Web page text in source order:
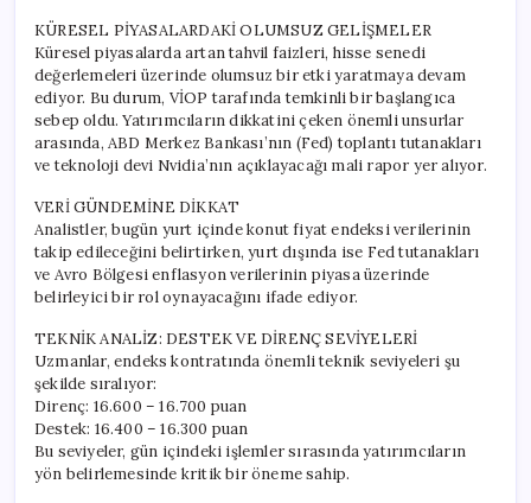
KÜRESEL PİYASALARDAKİ OLUMSUZ GELİŞMELER
Küresel piyasalarda artan tahvil faizleri, hisse senedi
değerlemeleri üzerinde olumsuz bir etki yaratmaya devam
ediyor. Bu durum, VİOP tarafında temkinli bir başlangıca
sebep oldu. Yatırımcıların dikkatini çeken önemli unsurlar
arasında, ABD Merkez Bankası’nın (Fed) toplantı tutanakları
ve teknoloji devi Nvidia’nın açıklayacağı mali rapor yer alıyor.
VERİ GÜNDEMİNE DİKKAT
Analistler, bugün yurt içinde konut fiyat endeksi verilerinin
takip edileceğini belirtirken, yurt dışında ise Fed tutanakları
ve Avro Bölgesi enflasyon verilerinin piyasa üzerinde
belirleyici bir rol oynayacağını ifade ediyor.
TEKNİK ANALİZ: DESTEK VE DİRENÇ SEVİYELERİ
Uzmanlar, endeks kontratında önemli teknik seviyeleri şu
şekilde sıralıyor:
Direnç: 16.600 – 16.700 puan
Destek: 16.400 – 16.300 puan
Bu seviyeler, gün içindeki işlemler sırasında yatırımcıların
yön belirlemesinde kritik bir öneme sahip.